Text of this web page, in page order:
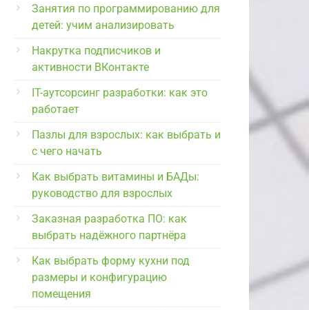
Занятия по программированию для
детей: учим анализировать
Накрутка подписчиков и
активности ВКонтакте
IT-аутсорсинг разработки: как это
работает
Пазлы для взрослых: как выбрать и
с чего начать
Как выбрать витамины и БАДы:
руководство для взрослых
Заказная разработка ПО: как
выбрать надёжного партнёра
Как выбрать форму кухни под
размеры и конфигурацию
помещения